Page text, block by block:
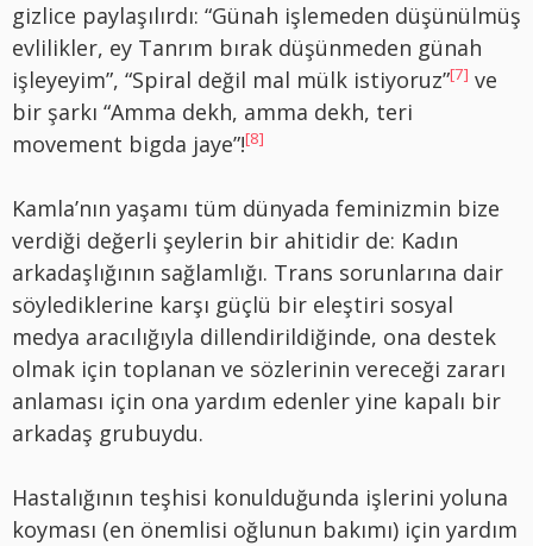
gizlice paylaşılırdı: “Günah işlemeden düşünülmüş
evlilikler, ey Tanrım bırak düşünmeden günah
işleyeyim”, “Spiral değil mal mülk istiyoruz”[7] ve
bir şarkı “Amma dekh, amma dekh, teri
movement bigda jaye”![8]
Kamla’nın yaşamı tüm dünyada feminizmin bize
verdiği değerli şeylerin bir ahitidir de: Kadın
arkadaşlığının sağlamlığı. Trans sorunlarına dair
söylediklerine karşı güçlü bir eleştiri sosyal
medya aracılığıyla dillendirildiğinde, ona destek
olmak için toplanan ve sözlerinin vereceği zararı
anlaması için ona yardım edenler yine kapalı bir
arkadaş grubuydu.
Hastalığının teşhisi konulduğunda işlerini yoluna
koyması (en önemlisi oğlunun bakımı) için yardım